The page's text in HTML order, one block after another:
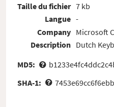
Taille du fichier
Langue
Company
Description
7 kb
-
Microsoft
Dutch
MD5:
SHA-1: